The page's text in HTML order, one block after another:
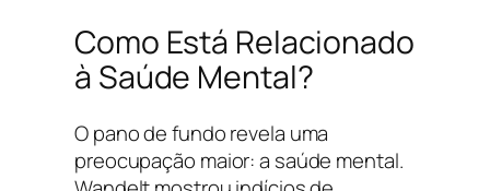
Como Está Relacionado
à Saúde Mental?
O pano de fundo revela uma
preocupação maior: a saúde mental.